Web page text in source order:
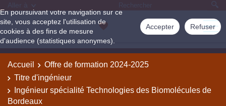
En poursuivant votre navigation sur ce
site, vous acceptez l'utilisation de
cookies à des fins de mesure
d'audience (statistiques anonymes).
Accepter Refuser
Aller à
Accueil
Offre de formation 2024-2025
Titre d'ingénieur
Ingénieur spécialité Technologies des Biomolécules de
Bordeaux